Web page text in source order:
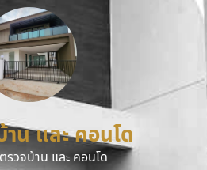
น และ คอนโด
รวจบ้าน และ คอนโด